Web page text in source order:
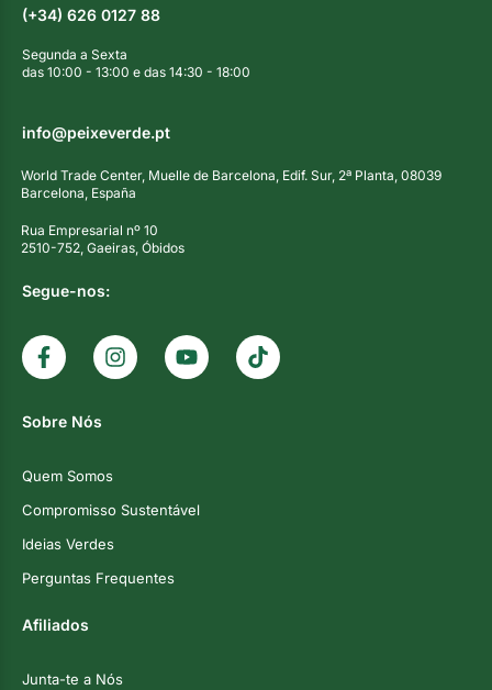
(+34) 626 0127 88
Segunda a Sexta
das 10:00 - 13:00 e das 14:30 - 18:00
info@peixeverde.pt
World Trade Center, Muelle de Barcelona, Edif. Sur, 2ª Planta, 08039
Barcelona, España
Rua Empresarial nº 10
2510-752, Gaeiras, Óbidos
Segue-nos:
Sobre Nós
Quem Somos
Compromisso Sustentável
Ideias Verdes
Perguntas Frequentes
Afiliados
Junta-te a Nós